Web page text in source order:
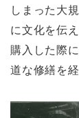
しまった大
に文化を伝
購入した際
道な修繕を